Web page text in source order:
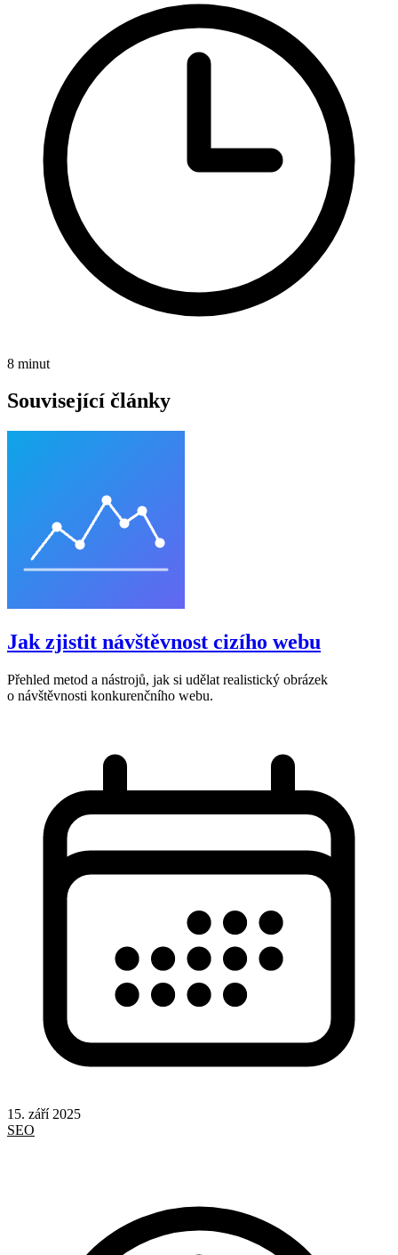
8 minut
Související články
Jak zjistit návštěvnost cizího webu
Přehled metod a nástrojů, jak si udělat realistický obrázek
o návštěvnosti konkurenčního webu.
15. září 2025
SEO